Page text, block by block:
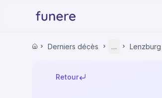
Accueil
Freiamt
Accueil
Derniers décès … Lenzburg
Retour